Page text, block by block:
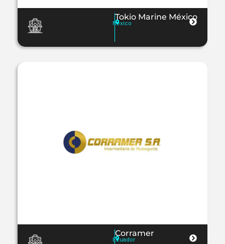
Tokio Marine México
México
Corramer
Ecuador